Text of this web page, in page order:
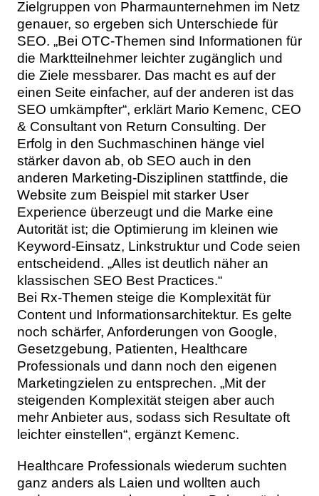
Zielgruppen von Pharmaunternehmen im Netz
genauer, so ergeben sich Unterschiede für
SEO. „Bei OTC-Themen sind Informationen für
die Marktteilnehmer leichter zugänglich und
die Ziele messbarer. Das macht es auf der
einen Seite einfacher, auf der anderen ist das
SEO umkämpfter“, erklärt Mario Kemenc, CEO
& Consultant von Return Consulting. Der
Erfolg in den Suchmaschinen hänge viel
stärker davon ab, ob SEO auch in den
anderen Marketing-Disziplinen stattfinde, die
Website zum Beispiel mit starker User
Experience überzeugt und die Marke eine
Autorität ist; die Optimierung im kleinen wie
Keyword-Einsatz, Linkstruktur und Code seien
entscheidend. „Alles ist deutlich näher an
klassischen SEO Best Practices.“
Bei Rx-Themen steige die Komplexität für
Content und Informationsarchitektur. Es gelte
noch schärfer, Anforderungen von Google,
Gesetzgebung, Patienten, Healthcare
Professionals und dann noch den eigenen
Marketingzielen zu entsprechen. „Mit der
steigenden Komplexität steigen aber auch
mehr Anbieter aus, sodass sich Resultate oft
leichter einstellen“, ergänzt Kemenc.
Healthcare Professionals wiederum suchten
ganz anders als Laien und wollten auch